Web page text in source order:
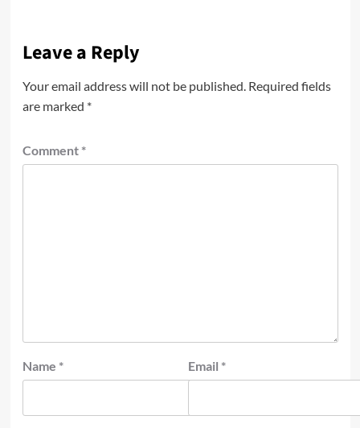
Leave a Reply
Your email address will not be published. Required fields
are marked *
Comment *
Name * Email *